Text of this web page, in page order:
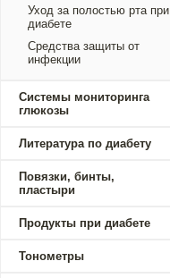
Уход за полостью рта при
диабете
Средства защиты от
инфекции
Системы мониторинга
глюкозы
Литература по диабету
Повязки, бинты,
пластыри
Продукты при диабете
Тонометры